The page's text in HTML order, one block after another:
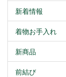
新着情報
着物お手入れ
新商品
前結び